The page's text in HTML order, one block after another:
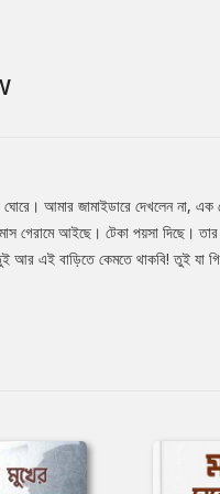
আমার জামাইডারে দেখলেন না,
গেরামে আইছে। টেকা পয়সা দিছে।
এই বাড়িতে কেমতে থাকবি! তুই যা